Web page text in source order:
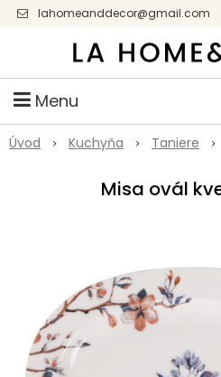
lahomeanddecor@gmail.com
Facebook
Menu
Úvod Kuchyňa Taniere
Misa ovál